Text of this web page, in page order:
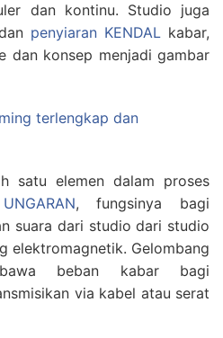
dan kontinu. Studio juga
penyiaran KENDAL kabar,
dan konsep menjadi gambar
terlengkap dan
satu elemen dalam proses
, fungsinya bagi
suara dari studio dari studio
elektromagnetik. Gelombang
beban kabar bagi
via kabel atau serat